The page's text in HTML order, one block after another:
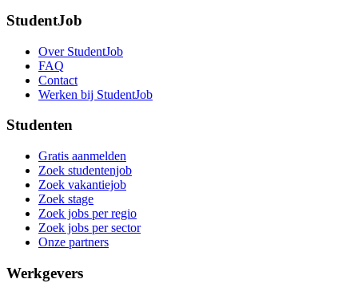
StudentJob
Over StudentJob
FAQ
Contact
Werken bij StudentJob
Studenten
Gratis aanmelden
Zoek studentenjob
Zoek vakantiejob
Zoek stage
Zoek jobs per regio
Zoek jobs per sector
Onze partners
Werkgevers